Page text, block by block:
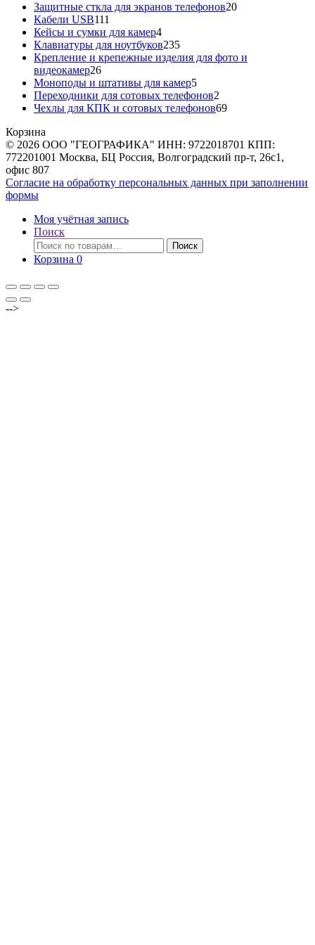
Защитные сткла для экранов телефонов2020
Кабели USB111
товаров
Кейсы и сумки для камер44
товара
Клавиатуры для ноутбуков235235
товаров
Крепление и крепежные изделия для фото и
видеокамер2626
товаров
Моноподы и штативы для камер55
товаров
Переходники для сотовых телефонов2
товара
Чехлы для КПК и сотовых телефонов6969
Корзина
© 2026 ООО "ГЕОГРАФИКА" ИНН: 9722018701 КПП:
772201001 Москва, БЦ Россия, Волгоградский пр-т, 26с1,
офис 807
Согласие на обработку персональных данных при заполнении
формы
Моя учётная запись
Поиск
Искать:
Поиск
Корзина 0
-->